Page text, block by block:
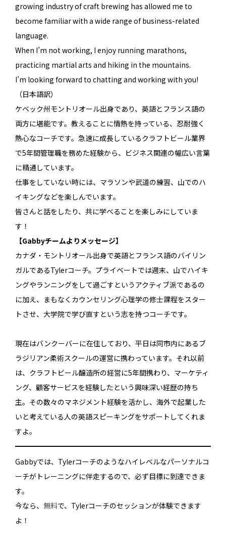
growing industry of craft brewing has allowed me to
become familiar with a wide range of business-related
language.
When I’m not working, I enjoy running marathons,
practicing martial arts and hiking in the mountains.
I’m looking forward to chatting and working with you!
（日本語訳）
ケベック州モントリオール出身であり、英語とフランス語の
両方に堪能です。教えることに情熱を持っている、忍耐強く
熱心なコーチです。急速に成長しているクラフトビール業界
で5年間管理職を務めた経験から、ビジネス関連の幅広い言葉
に精通しています。
仕事をしていない時には、マラソンや武道の練習、山でのハ
イキングなどを楽しんでいます。
皆さんと話をしたり、共に学べることを楽しみにしていま
す！
【Gabbyチームよりメッセージ】
カナダ・モントリオール出身で英語とフランス語のバイリン
ガルであるTylerコーチ。プライベートでは週末、山でハイキ
ングやランニングをして過ごすというアクティブ派であるの
に加え、まもなくカウンセリング心理学の修士課程をスター
トさせ、大学院で学び直すという志を持つコーチです。
現在はバンクーバーに在住しており、平日は同市内にあるブ
ラジリアン柔術スクールの運営に携わっています。それ以前
は、クラフトビール醸造所の経営に5年間携わり、マーケティ
ング、顧客サービスを経験したという興味深い経歴の持ち
主。その数々のマネジメント経験を活かし、海外で起業した
いと考えている人の英語スピーキングをサポートしてくれま
すよ。
Gabbyでは、Tylerコーチのようなハイレベルなパーソナルコ
ーチがトレーニングに伴走するので、必ず目標に到達できま
す。
今なら、 無料で、Tylerコーチのセッションが体験できます
よ！